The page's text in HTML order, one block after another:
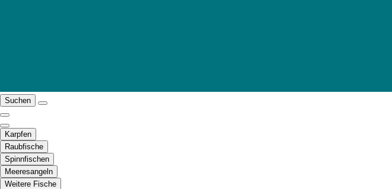
Suchen
Karpfen
Raubfische
Spinnfischen
Meeresangeln
Weitere Fische